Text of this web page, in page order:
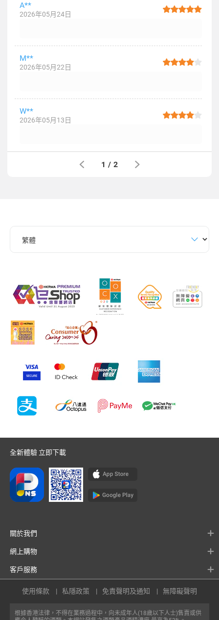
A**
2026年05月24日
M**
2026年05月22日
W**
2026年05月13日
1 / 2
全新體驗 立即下載
關於我們
網上購物
客戶服務
根據香港法律，不得在業務過程中，向未成年人(18歲以下人士)售賣或供
使用條款 私隱政策 免責聲明及通知 無障礙聲明